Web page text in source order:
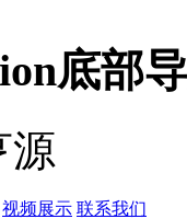
底部
源
视频展示 联系我们